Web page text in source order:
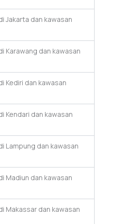
Jakarta dan kawasan
Karawang dan kawasan
Kediri dan kawasan
Kendari dan kawasan
Lampung dan kawasan
Madiun dan kawasan
Makassar dan kawasan